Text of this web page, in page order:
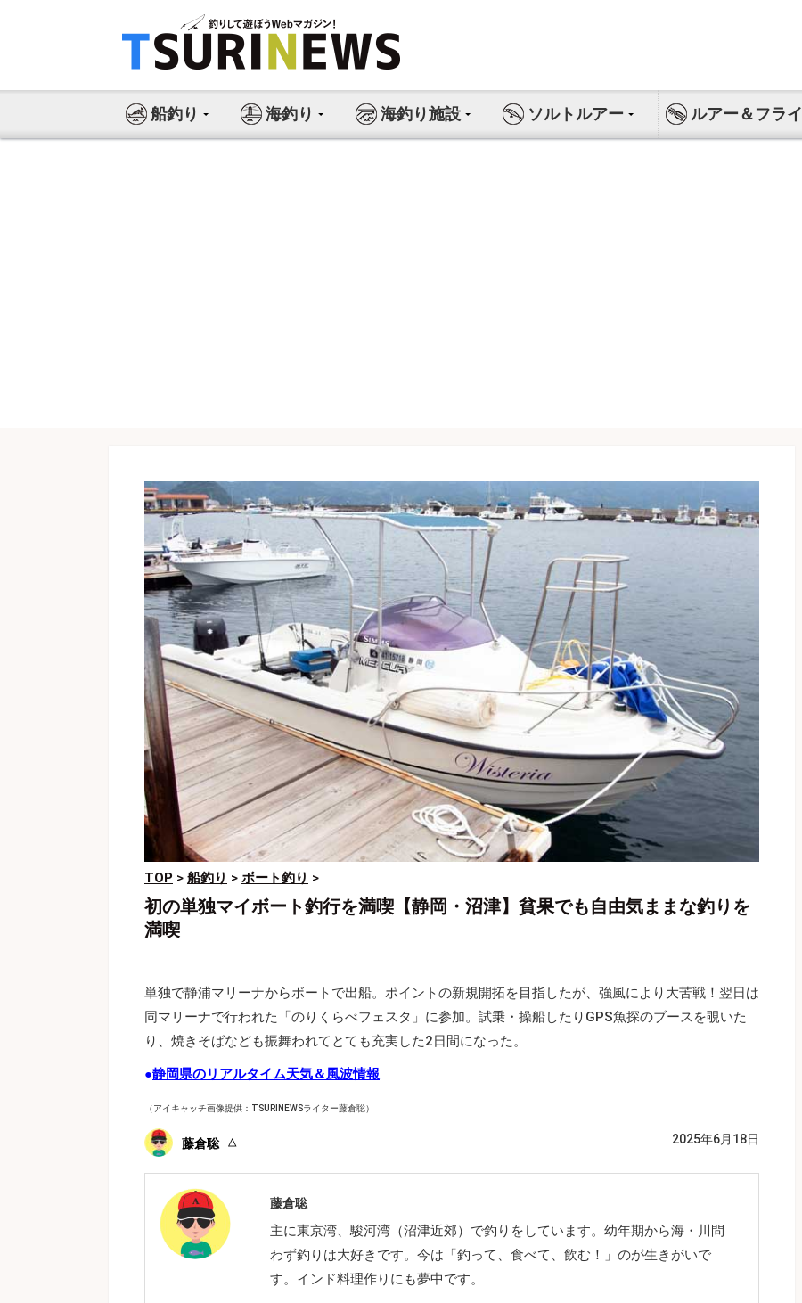
ス
船釣り 海釣り 海釣り施設 ソルトルアー ルアー＆フライ
TOP > 船釣り > ボート釣り >
初の単独マイボート釣行を満喫【静岡・沼津】貧果でも自由気ままな釣りを
満喫
単独で静浦マリーナからボートで出船。ポイントの新規開拓を目指したが、強風により大苦戦！翌日は
同マリーナで行われた「のりくらべフェスタ」に参加。試乗・操船したりGPS魚探のブースを覗いた
り、焼きそばなども振舞われてとても充実した2日間になった。
●静岡県のリアルタイム天気＆風波情報
（アイキャッチ画像提供：TSURINEWSライター藤倉聡）
藤倉聡 2025年6月18日
藤倉聡
主に東京湾、駿河湾（沼津近郊）で釣りをしています。幼年期から海・川問
わず釣りは大好きです。今は「釣って、食べて、飲む！」のが生きがいで
す。インド料理作りにも夢中です。